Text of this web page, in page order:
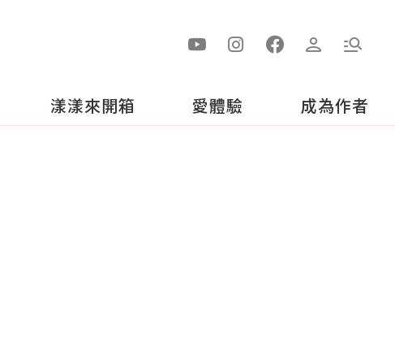
漾漾來開箱 愛體驗 成為作者